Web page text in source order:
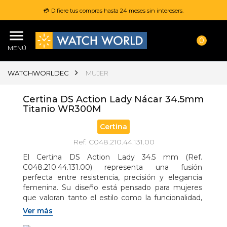
💳 Difiere tus compras hasta 24 meses sin interesers.
MENÚ
0
WATCHWORLDEC MUJER
Certina DS Action Lady Nácar 34.5mm
Titanio WR300M
Certina
Ref. C048.210.44.131.00
El Certina DS Action Lady 34.5 mm (Ref.
C048.210.44.131.00) representa una fusión
perfecta entre resistencia, precisión y elegancia
femenina. Su diseño está pensado para mujeres
que valoran tanto el estilo como la funcionalidad,
incluso en condiciones extremas.
Ver más